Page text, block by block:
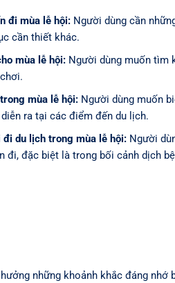
đi mùa lễ hội:Người dùng cần
cần thiết khác.
mùa lễ hội:Người dùng muốn tìm
mùa lễ hội:Người dùng muốn
ra tại các điểm đến du lịch.
du lịch trong mùa lễ hội:Người
đi, đặc biệt là trong bối cảnh dịch
những khoảnh khắc đáng nhớ